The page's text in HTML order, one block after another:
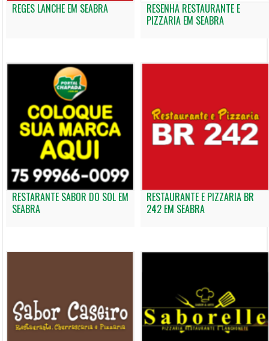
REGES LANCHE EM SEABRA
RESENHA RESTAURANTE E
PIZZARIA EM SEABRA
RESTARANTE SABOR DO SOL EM
SEABRA
RESTAURANTE E PIZZARIA BR
242 EM SEABRA